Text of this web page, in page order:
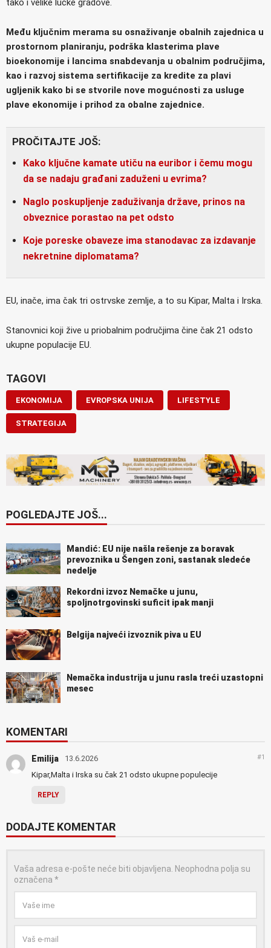
Među ključnim merama su osnaživanje obalnih zajednica u
prostornom planiranju, podrška klasterima plave
bioekonomije i lancima snabdevanja u obalnim područjima,
kao i razvoj sistema sertifikacije za kredite za plavi
ugljenik kako bi se stvorile nove mogućnosti za usluge
plave ekonomije i prihod za obalne zajednice.
PROČITAJTE JOŠ:
Kako ključne kamate utiču na euribor i čemu mogu
da se nadaju građani zaduženi u evrima?
Naglo poskupljenje zaduživanja države, prinos na
obveznice porastao na pet odsto
Koje poreske obaveze ima stanodavac za izdavanje
nekretnine diplomatama?
EU, inače, ima čak tri ostrvske zemlje, a to su Kipar, Malta i Irska.
Stanovnici koji žive u priobalnim područjima čine čak 21 odsto
ukupne populacije EU.
TAGOVI
EKONOMIJA EVROPSKA UNIJA LIFESTYLE
STRATEGIJA
POGLEDAJTE JOŠ...
Mandić: EU nije našla rešenje za boravak
prevoznika u Šengen zoni, sastanak sledeće
nedelje
Rekordni izvoz Nemačke u junu,
spoljnotrgovinski suficit ipak manji
Belgija najveći izvoznik piva u EU
Nemačka industrija u junu rasla treći uzastopni
mesec
KOMENTARI
Emilija 13.6.2026 #1
Kipar,Malta i Irska su čak 21 odsto ukupne populecije
REPLY
DODAJTE KOMENTAR
Vaša adresa e-pošte neće biti objavljena. Neophodna polja su
označena *